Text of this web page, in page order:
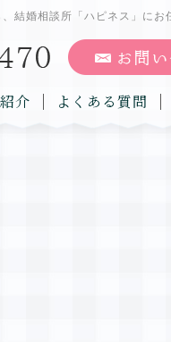
結婚相談所「ハピネス」にお
介 よくある質問